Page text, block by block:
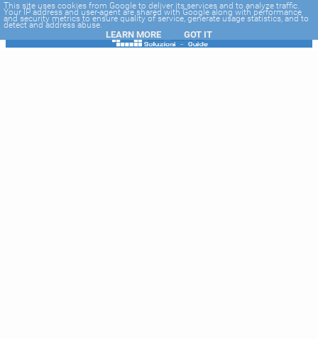
-->
This site uses cookies from Google to deliver its services and to analyze traffic.
Your IP address and user-agent are shared with Google along with performance
and security metrics to ensure quality of service, generate usage statistics, and to
detect and address abuse.
LEARN MORE GOT IT